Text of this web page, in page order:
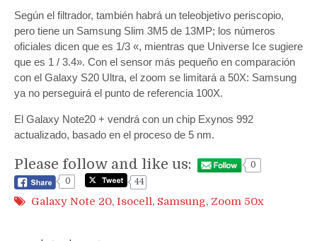
Según el filtrador, también habrá un teleobjetivo periscopio,
pero tiene un Samsung Slim 3M5 de 13MP; los números
oficiales dicen que es 1/3 «, mientras que Universe Ice sugiere
que es 1 / 3.4». Con el sensor más pequeño en comparación
con el Galaxy S20 Ultra, el zoom se limitará a 50X: Samsung
ya no perseguirá el punto de referencia 100X.
El Galaxy Note20 + vendrá con un chip Exynos 992
actualizado, basado en el proceso de 5 nm.
Please follow and like us:
0
0
44
Galaxy Note 20, Isocell, Samsung, Zoom 50x